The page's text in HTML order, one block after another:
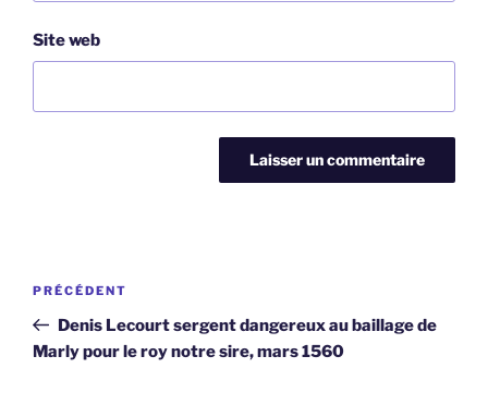
Site web
Navigation
l’article
Article
précédent
PRÉCÉDENT
Denis Lecourt sergent dangereux au baillage de
Marly pour le roy notre sire, mars 1560